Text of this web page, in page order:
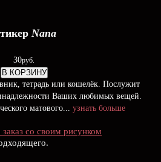
Nana
30руб.
В КОРЗИНУ
тетрадь или кошелёк. Послужит
Ваших любимых вещей.
матового... узнать больше
со своим рисунком